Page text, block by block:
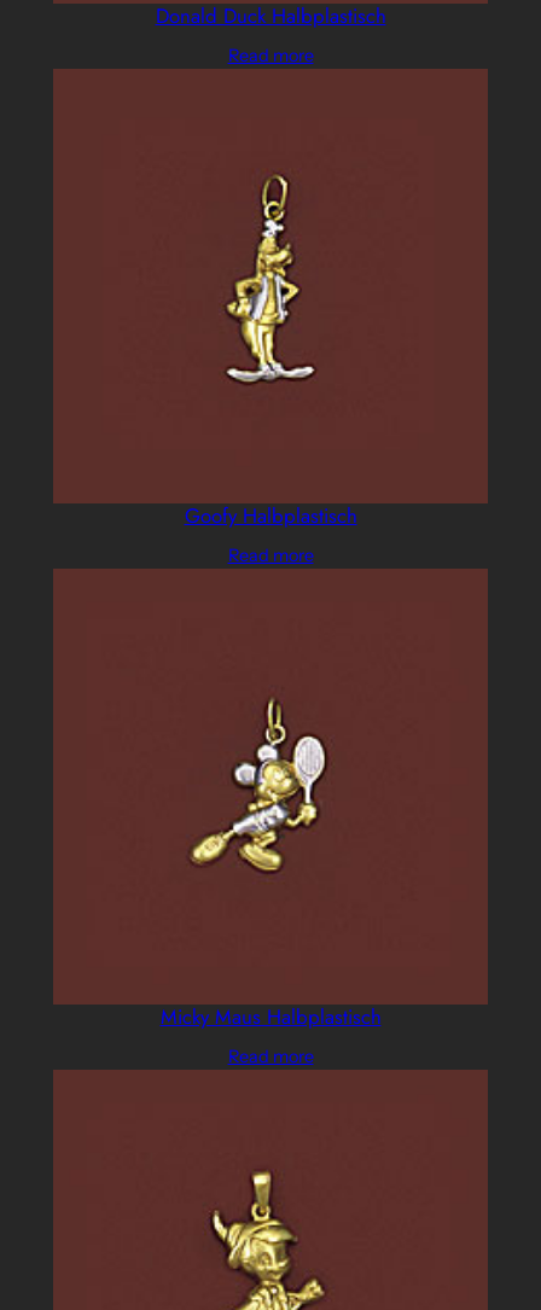
Donald Duck Halbplastisch
Read more
Goofy Halbplastisch
Read more
Micky Maus Halbplastisch
Read more